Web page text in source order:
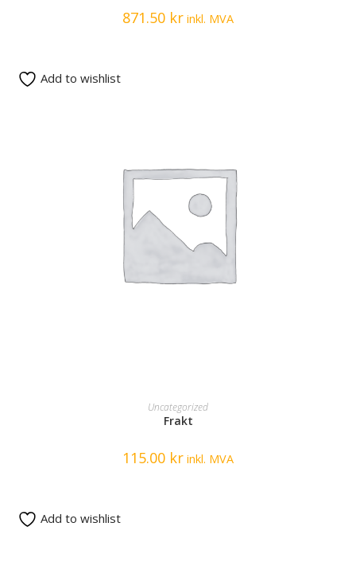
871.50 kr inkl. MVA
READ MORE
Uncategorized
Frakt
115.00 kr inkl. MVA
Add to wishlist
Add to wishlist